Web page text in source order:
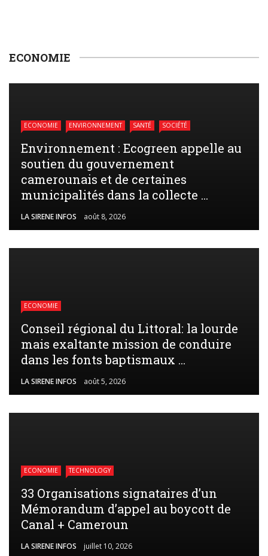
ECONOMIE
ECONOMIE ENVIRONNEMENT SANTÉ SOCIÉTÉ
Environnement : Ecogreen appelle au
soutien du gouvernement
camerounais et de certaines
municipalités dans la collecte ...
LA SIRENE INFOS août 8, 2026
ECONOMIE
Conseil régional du Littoral: la lourde
mais exaltante mission de conduire
dans les fonts baptismaux ...
LA SIRENE INFOS août 5, 2026
ECONOMIE TECHNOLOGY
33 Organisations signataires d’un
Mémorandum d’appel au boycott de
Canal + Cameroun
LA SIRENE INFOS juillet 10, 2026